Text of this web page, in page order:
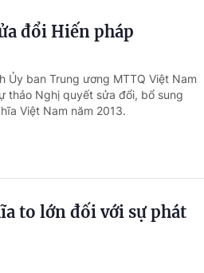
đổi Hiến pháp
Ủy ban Trung ương MTTQ Việt Nam
thảo Nghị quyết sửa đổi, bổ sung
Việt Nam năm 2013.
to lớn đối với sự phát